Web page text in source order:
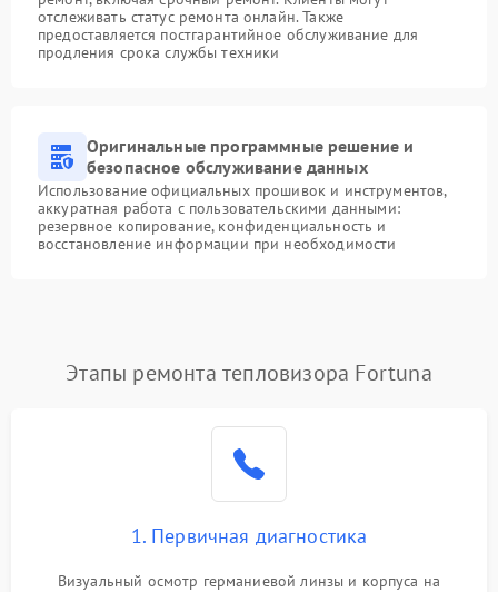
отслеживать статус ремонта онлайн. Также
предоставляется постгарантийное обслуживание для
продления срока службы техники
Оригинальные программные решение и
безопасное обслуживание данных
Использование официальных прошивок и инструментов,
аккуратная работа с пользовательскими данными:
резервное копирование, конфиденциальность и
восстановление информации при необходимости
Этапы ремонта тепловизора Fortuna
1. Первичная диагностика
Визуальный осмотр германиевой линзы и корпуса на